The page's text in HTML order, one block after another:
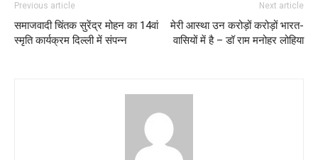
Previous article
समाजवादी चिंतक सुरेंद्र मोहन का 14वां
स्मृति कार्यक्रम दिल्ली में संपन्न
Next article
मेरी आस्था उन करोड़ों करोड़ों भारत-
वासियों में है – डॉ राम मनोहर लोहिया